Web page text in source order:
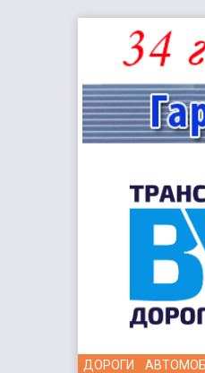
ДОРОГИ